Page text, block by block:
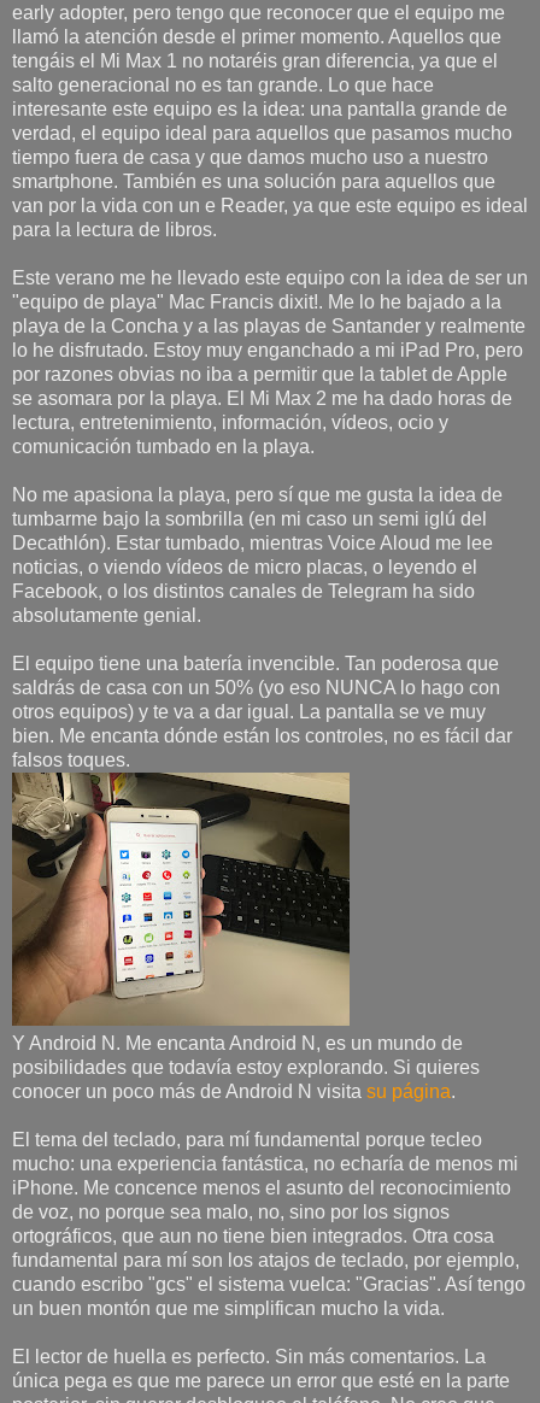
early adopter, pero tengo que reconocer que el equipo me
llamó la atención desde el primer momento. Aquellos que
tengáis el Mi Max 1 no notaréis gran diferencia, ya que el
salto generacional no es tan grande. Lo que hace
interesante este equipo es la idea: una pantalla grande de
verdad, el equipo ideal para aquellos que pasamos mucho
tiempo fuera de casa y que damos mucho uso a nuestro
smartphone. También es una solución para aquellos que
van por la vida con un e Reader, ya que este equipo es ideal
para la lectura de libros.
Este verano me he llevado este equipo con la idea de ser un
"equipo de playa" Mac Francis dixit!. Me lo he bajado a la
playa de la Concha y a las playas de Santander y realmente
lo he disfrutado. Estoy muy enganchado a mi iPad Pro, pero
por razones obvias no iba a permitir que la tablet de Apple
se asomara por la playa. El Mi Max 2 me ha dado horas de
lectura, entretenimiento, información, vídeos, ocio y
comunicación tumbado en la playa.
No me apasiona la playa, pero sí que me gusta la idea de
tumbarme bajo la sombrilla (en mi caso un semi iglú del
Decathlón). Estar tumbado, mientras Voice Aloud me lee
noticias, o viendo vídeos de micro placas, o leyendo el
Facebook, o los distintos canales de Telegram ha sido
absolutamente genial.
El equipo tiene una batería invencible. Tan poderosa que
saldrás de casa con un 50% (yo eso NUNCA lo hago con
otros equipos) y te va a dar igual. La pantalla se ve muy
bien. Me encanta dónde están los controles, no es fácil dar
falsos toques.
Y Android N. Me encanta Android N, es un mundo de
posibilidades que todavía estoy explorando. Si quieres
conocer un poco más de Android N visita su página.
El tema del teclado, para mí fundamental porque tecleo
mucho: una experiencia fantástica, no echaría de menos mi
iPhone. Me concence menos el asunto del reconocimiento
de voz, no porque sea malo, no, sino por los signos
ortográficos, que aun no tiene bien integrados. Otra cosa
fundamental para mí son los atajos de teclado, por ejemplo,
cuando escribo "gcs" el sistema vuelca: "Gracias". Así tengo
un buen montón que me simplifican mucho la vida.
El lector de huella es perfecto. Sin más comentarios. La
única pega es que me parece un error que esté en la parte